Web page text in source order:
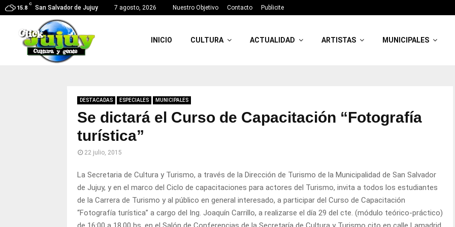
15.8
C
San Salvador de Jujuy 7 agosto, 2026 Nuestro Objetivo Contacto Publicite
INICIO CULTURA ACTUALIDAD ARTISTAS MUNICIPALES
DESTACADAS ESPECIALES MUNICIPALES
Se dictará el Curso de Capacitación “Fotografía
turística”
22 julio, 2015
La Secretaria de Cultura y Turismo, a través de la Dirección de Turismo de la Municipalidad de San Salvador
de Jujuy, y en el marco del Ciclo de capacitaciones para actores del Turismo, invita a todos los estudiantes
de la Carrera de Turismo y al público en general interesado, a participar del Curso de Capacitación
“Fotografía turística” a cargo del Ing. Joaquín Carrillo, a realizarse el día 29 del cte. (módulo teórico-práctico)